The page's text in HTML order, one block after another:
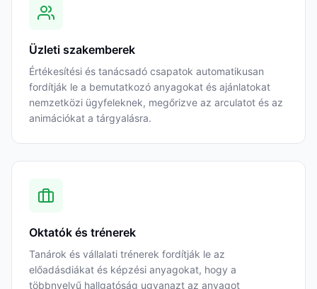
Üzleti szakemberek
Értékesítési és tanácsadó csapatok automatikusan
fordítják le a bemutatkozó anyagokat és ajánlatokat
nemzetközi ügyfeleknek, megőrizve az arculatot és az
animációkat a tárgyalásra.
Oktatók és trénerek
Tanárok és vállalati trénerek fordítják le az
előadásdiákat és képzési anyagokat, hogy a
többnyelvű hallgatóság ugyanazt az anyagot